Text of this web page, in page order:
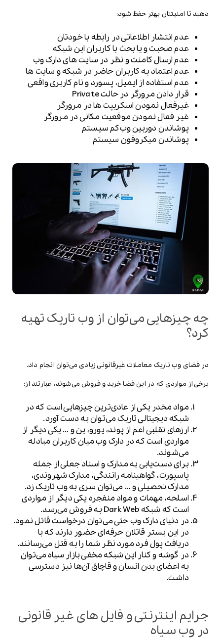
دهید تا امنیتتان بهتر حفظ شود:
عدم انتشار اطلاعاتی در رابطه با خودتان
عدم صحبت و یا بحث با کاربران این شبکه
عدم ارسال کامنت و نظر در سایت های دارک وب
عدم اعتماد به کاربران حاضر در شبکه و سایت ها
عدم استفاده از ایمیل، پسورد و نام کاربری واقعی
قرار دادن مرورگر در حالت Private
غیرفعال نمودن اسکریپت ها در مرورگر
غیر فعال نمودن موقعیت مکانی در مرورگر
پوشاندن دوربین وب‌کم سیستم
پوشاندن میکروفون سیستم
چه چیزهایی می‌توان از وب تاریک تهیه
کرد؟
در فضای وب تاریک معاملات غیرقانونی زیادی می‌توان انجام داد.
برخی از مواردی که در این فضا خرید و فروش می‌شوند، عبارتند از:
مواد مخدر یکی از عادی‌ترین چیزهایی است که در
شبکه دیجیتالی تاریک می‌توان به دست آورد.
ارزهای تقلبی اعم از پوند، یورو، ین و … یکی دیگر از
مواردی است که در دارک وب میان کاربران مبادله
می‌شوند.
برای دست‌یابی به مدارک و اسناد جعلی از جمله
پاسپورت، گواهینامه رانندگی، مدارک شهروندی،
مدارک تحصیلی و … می‌توان سری به وب تاریک زد.
اسلحه، مهمات و مواد منفجره یکی دیگر از مواردی
است که شبکه Dark Web به فروش می‌رسد.
در دنیای دارک وب حتی می‌توان درخواست قاتل نمود.
در این بستر قاتلان حرفه‌ای حضور دارند که با
دریافت پول فرد مورد نظر شما را به قتل می‌رسانند.
در گوشه و کنار این شبکه مخفی بازار سیاه می‌توان
به اعضای بدن انسان و قاچاق آن‌ها نیز دسترسی
داشت.
جرایم اینترنتی و فایل‌ های غیر قانونی
در وب سیاه